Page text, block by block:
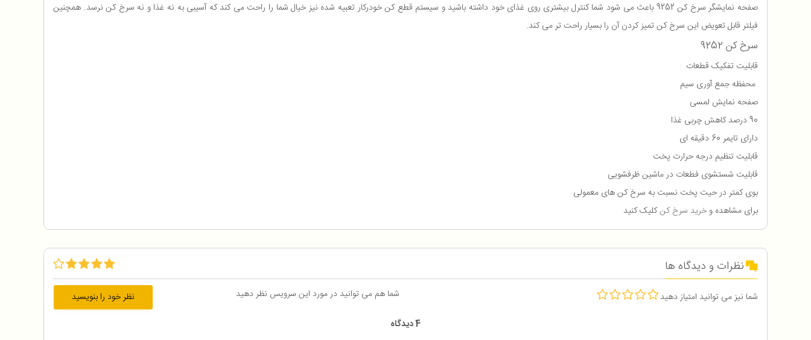
صفحه نمایشگر سرخ کن 9252 باعث می شود شما کنترل بیشتری روی غذای خود داشته باشید و سیستم قطع کن خودرکار تعبیه شده نیز خیال شما را راحت می کند که آسیبی به نه غذا و نه سرخ کن نرسد. همچنین
فیلتر قابل تعویض این سرخ کن تمیز کردن آن را بسیار راحت تر می کند.
سرخ کن 9252
قابلیت تفکیک قطعات
محفظه جمع آوری سیم
صفحه نمایش لمسی
90 درصد کاهش چربی غذا
دارای تایمر 60 دقیقه ای
قابلیت تنظیم درجه حرارت پخت
قابلیت شستشوی فطعات در ماشین ظرفشویی
بوی کمتر در حیت پخت نسبت به سرخ کن های معمولی
برای مشاهده وخرید سرخ کنکلیک کنید
نظرات و دیدگاه ها
شما نیز می توانید امتیاز دهید شما هم می توانید در مورد این سرویس نظر دهید
نظر خود را بنویسید
4 دیدگاه